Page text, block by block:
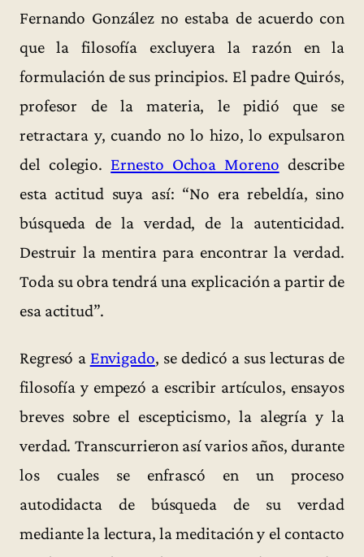
Fernando González no estaba de acuerdo con
que la filosofía excluyera la razón en la
formulación de sus principios. El padre Quirós,
profesor de la materia, le pidió que se
retractara y, cuando no lo hizo, lo expulsaron
del colegio. Ernesto Ochoa Moreno describe
esta actitud suya así: “No era rebeldía, sino
búsqueda de la verdad, de la autenticidad.
Destruir la mentira para encontrar la verdad.
Toda su obra tendrá una explicación a partir de
esa actitud”.
Regresó a Envigado, se dedicó a sus lecturas de
filosofía y empezó a escribir artículos, ensayos
breves sobre el escepticismo, la alegría y la
verdad. Transcurrieron así varios años, durante
los cuales se enfrascó en un proceso
autodidacta de búsqueda de su verdad
mediante la lectura, la meditación y el contacto